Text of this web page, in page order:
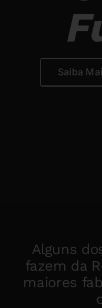
Saiba
Alguns
fazem da
maiores